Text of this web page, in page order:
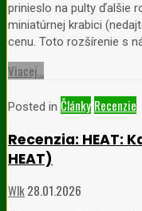
prinieslo na pulty ďalšie
miniatúrnej krabici
cenu. Toto rozšírenie s
Viacej...
Posted in Články Recenzie
Recenzia: HEAT:
HEAT)
Wlk28.01.2026